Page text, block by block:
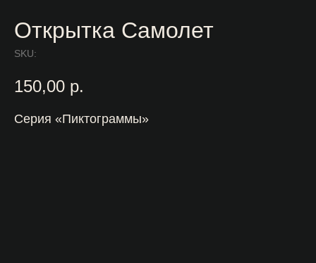
Открытка Самолет
SKU:
150,00 р.
Серия «Пиктограммы»